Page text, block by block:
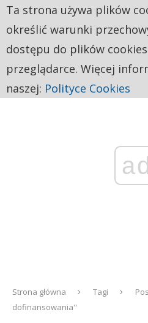
Strona główna Tagi
dofinansowania"
Ta strona używa plików
określić warunki
dostępu do plików
przeglądarce. Więcej
naszej: Polityce Cookies